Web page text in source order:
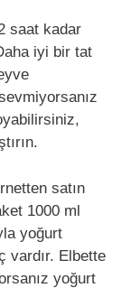
saat kadar
iyi bir tat
satın
1000 ml
yoğurt
vardır. Elbette
yoğurt